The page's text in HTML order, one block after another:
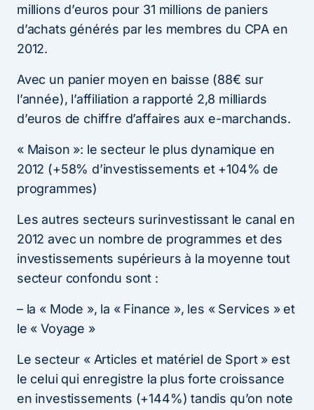
millions d’euros pour 31 millions de paniers
d’achats générés par les membres du CPA en
2012.
Avec un panier moyen en baisse (88€ sur
l’année), l’affiliation a rapporté 2,8 milliards
d’euros de chiffre d’affaires aux e-marchands.
« Maison »: le secteur le plus dynamique en
2012 (+58% d’investissements et +104% de
programmes)
Les autres secteurs surinvestissant le canal en
2012 avec un nombre de programmes et des
investissements supérieurs à la moyenne tout
secteur confondu sont :
– la « Mode », la « Finance », les « Services » et
le « Voyage »
Le secteur « Articles et matériel de Sport » est
le celui qui enregistre la plus forte croissance
en investissements (+144%) tandis qu’on note